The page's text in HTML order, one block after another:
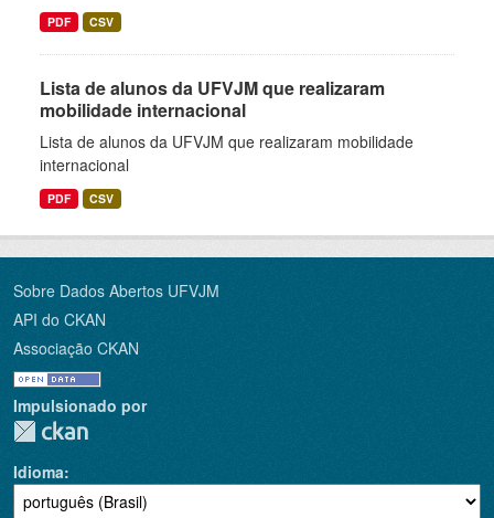
PDF CSV
Lista de alunos da UFVJM que realizaram
mobilidade internacional
Lista de alunos da UFVJM que realizaram mobilidade
internacional
PDF CSV
Sobre Dados Abertos UFVJM
API do CKAN
Associação CKAN
Impulsionado por
Idioma